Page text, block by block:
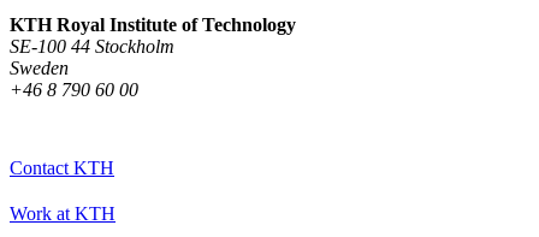
KTH Royal Institute of Technology
SE-100 44 Stockholm
Sweden
+46 8 790 60 00
Contact KTH
Work at KTH